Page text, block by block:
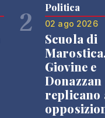
2 Politica
02 ago 2026
Scuola di
Giovine e
Donazzan
replicano